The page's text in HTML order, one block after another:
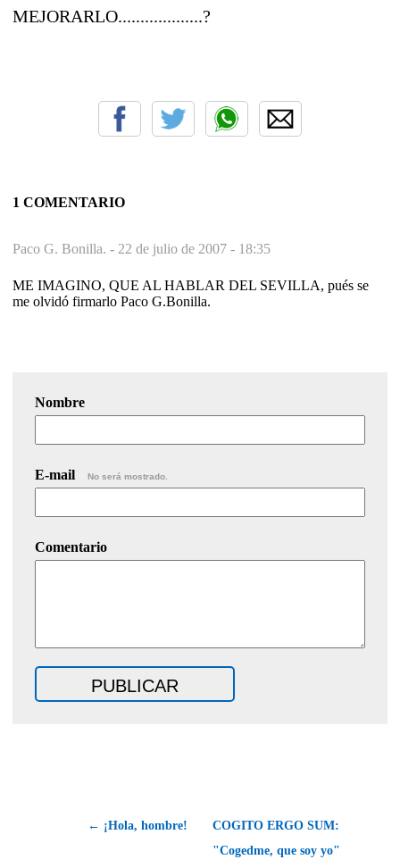
MEJORARLO...................?
1 COMENTARIO
Paco G. Bonilla. - 22 de julio de 2007 - 18:35
ME IMAGINO, QUE AL HABLAR DEL SEVILLA, pués se
me olvidó firmarlo Paco G.Bonilla.
Nombre
E-mail No será mostrado.
Comentario
← ¡Hola, hombre!
COGITO ERGO SUM:
"Cogedme, que soy yo"